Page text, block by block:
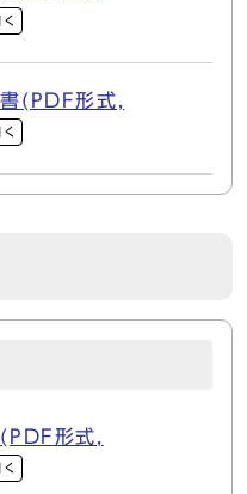
(PDF形式,
形式,